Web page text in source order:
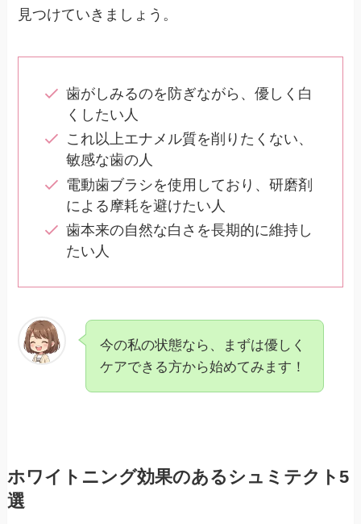
見つけていきましょう。
歯がしみるのを防ぎながら、優しく白
くしたい人
これ以上エナメル質を削りたくない、
敏感な歯の人
電動歯ブラシを使用しており、研磨剤
による摩耗を避けたい人
歯本来の自然な白さを長期的に維持し
たい人
今の私の状態なら、まずは優しく
ケアできる方から始めてみます！
ホワイトニング効果のあるシュミテクト5
選